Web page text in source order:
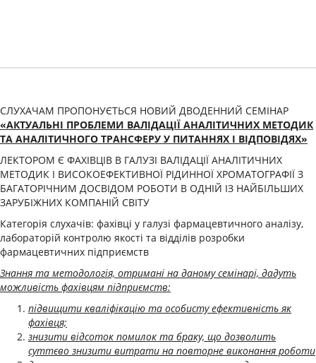
СЛУХАЧАМ ПРОПОНУЄТЬСЯ НОВИЙ ДВОДЕННИЙ СЕМІНАР
«АКТУАЛЬНІ ПРОБЛЕМИ ВАЛІДАЦІЇ АНАЛІТИЧНИХ МЕТОДИК
ТА АНАЛІТИЧНОГО ТРАНСФЕРУ У ПИТАННЯХ І ВІДПОВІДЯХ»
ЛЕКТОРОМ Є ФАХІВЦІВ В ГАЛУЗІ ВАЛІДАЦІЇ АНАЛІТИЧНИХ
МЕТОДИК І ВИСОКОЕФЕКТИВНОЇ РІДИННОЇ ХРОМАТОГРАФІЇ З
БАГАТОРІЧНИМ ДОСВІДОМ РОБОТИ В ОДНІЙ ІЗ НАЙБІЛЬШИХ
ЗАРУБІЖНИХ КОМПАНІЙ СВІТУ
Категорія слухачів: фахівці у галузі фармацевтичного аналізу,
лабораторій контролю якості та відділів розробки
фармацевтичних підприємств
Знання та методологія, отримані на даному семінарі, дадуть
можливість фахівцям підприємств:
підвищити кваліфікацію та особисту ефективність як
фахівця;
знизити відсоток помилок та браку, що дозволить
суттєво знизити витрати на повторне виконання роботи